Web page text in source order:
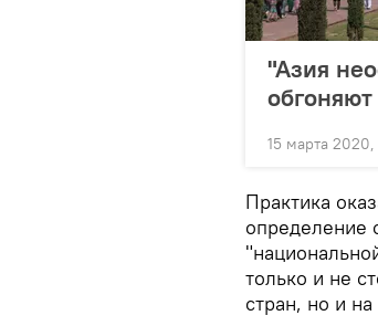
"Азия
15 марта 2020,
Практика
определение
только и не
стран, но и